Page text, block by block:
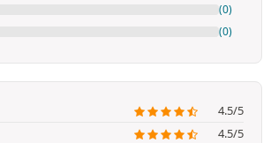
(0)
(0)
4.5/5
4.5/5